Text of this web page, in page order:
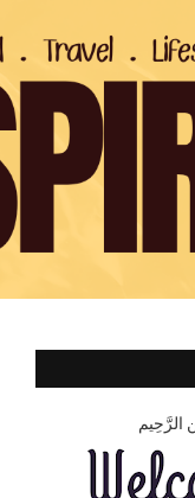
الرَّحِيم